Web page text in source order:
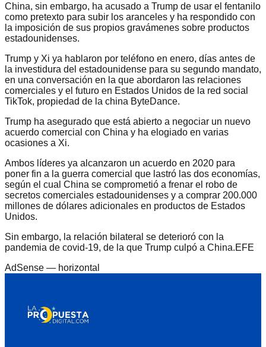
China, sin embargo, ha acusado a Trump de usar el fentanilo
como pretexto para subir los aranceles y ha respondido con
la imposición de sus propios gravámenes sobre productos
estadounidenses.
Trump y Xi ya hablaron por teléfono en enero, días antes de
la investidura del estadounidense para su segundo mandato,
en una conversación en la que abordaron las relaciones
comerciales y el futuro en Estados Unidos de la red social
TikTok, propiedad de la china ByteDance.
Trump ha asegurado que está abierto a negociar un nuevo
acuerdo comercial con China y ha elogiado en varias
ocasiones a Xi.
Ambos líderes ya alcanzaron un acuerdo en 2020 para
poner fin a la guerra comercial que lastró las dos economías,
según el cual China se comprometió a frenar el robo de
secretos comerciales estadounidenses y a comprar 200.000
millones de dólares adicionales en productos de Estados
Unidos.
Sin embargo, la relación bilateral se deterioró con la
pandemia de covid-19, de la que Trump culpó a China.EFE
AdSense — horizontal